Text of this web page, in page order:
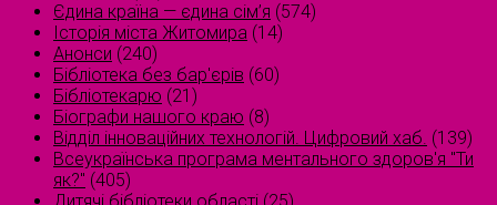
Єдина країна — єдина сім’я (574)
Історія міста Житомира (14)
Анонси (240)
Бібліотека без бар'єрів (60)
Бібліотекарю (21)
Біографи нашого краю (8)
Відділ інноваційних технологій. Цифровий хаб. (139)
Всеукраїнська програма ментального здоров'я "Ти
як?" (405)